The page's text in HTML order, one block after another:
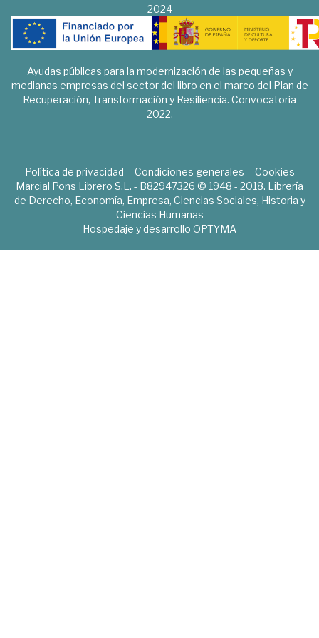
2024
Ayudas públicas para la modernización de las pequeñas y
medianas empresas del sector del libro en el marco del Plan de
Recuperación, Transformación y Resiliencia. Convocatoria
2022.
Política de privacidad Condiciones generales
Cookies
Marcial Pons Librero S.L. - B82947326 © 1948 - 2018. Librería
de Derecho, Economía, Empresa, Ciencias Sociales, Historia y
Ciencias Humanas
Hospedaje y desarrollo OPTYMA